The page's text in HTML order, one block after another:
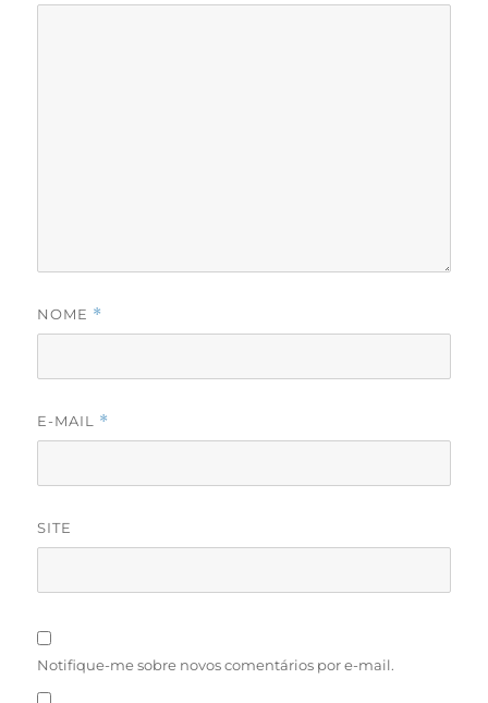
NOME *
E-MAIL *
SITE
Notifique-me sobre novos comentários por e-mail.